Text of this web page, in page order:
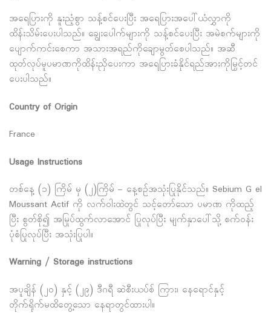
အရေပြားကို နူးညံ့စွာ သန့်စင်ပေးပြီး အရေပြားအပေါ်ယံလွှာကို
ထိန်းသိမ်းပေးပါသည်။ ချွေးပေါက်များကို သန့်စင်ပေးပြီး အမဲစက်များကို
ပျောက်ကင်းစေကာ အသားအရည်ကိုချောမွတ်စေပါသည်။ အဆီ
ထုတ်လုပ်မူပမာဏကိုထိန်းညှိပေးကာ အရေပြားခံနိုင်ရည်အားကိုမြှင့်တင်
ပေးပါသည်။
Country of Origin
France
Usage Instructions
တစ်နေ့ (၁) ကြိမ် မှ (၂)ကြိမ် – နေ့စဉ်အသုံးပြုနိုင်သည်။ Sebium G el
Moussant Actif ကို လက်၀ါးထဲတွင် သင့်တော်သော ပမာဏ ကိုထည့်
ပြီး စွတ်စို၍ အမြုပ်ထွက်လာအောင် ပြုလုပ်ပြီး မျက်နှာပေါ်သို့ စက်ဝန်း
ပုံစံပြုလုပ်ပြီး အသုံးပြုပါ။
Warning / Storage instructions
အပူချိန် (၂၀) နှင့် (၂၉) ဒီဂရီ ဆဲစီးယပ်စ် ကြား၊ နေရောင်နှင့်
တိုက်ရိုက်မထိတွေ့သော နေရာတွင်ထားပါ။